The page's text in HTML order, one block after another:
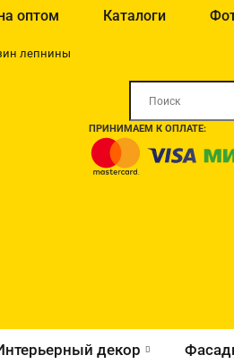
оптом Каталоги
ПРИНИМАЕМ К ОПЛАТЕ:
декор